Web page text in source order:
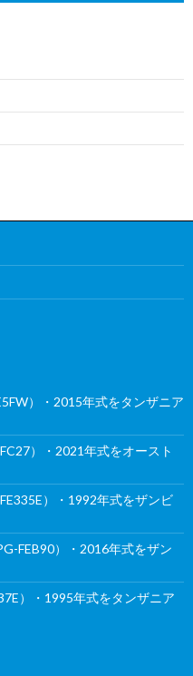
）・2015年式をタンザニア
）・2021年式をオースト
）・1992年式をザンビ
FEB90）・2016年式をザン
）・1995年式をタンザニア